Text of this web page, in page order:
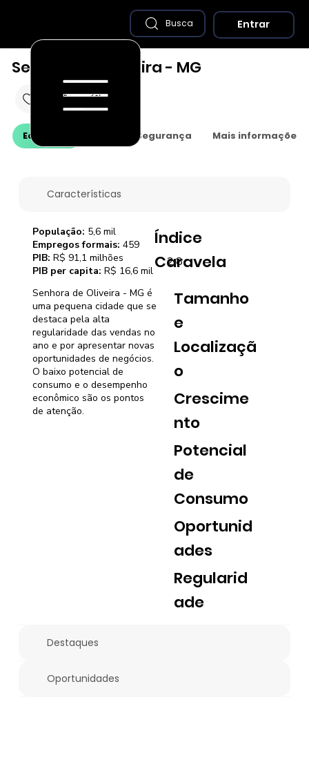
Características
Senhora de Oliveira - MG é
uma pequena cidade que se
destaca pela alta
regularidade das vendas no
ano e por apresentar novas
oportunidades de negócios.
O baixo potencial de
consumo e o desempenho
econômico são os pontos
de atenção.
Índice
Caravela
2,8
Tamanho
e
Localizaçã
o
Crescime
nto
Potencial
de
Consumo
Oportunid
ades
Regularid
ade
População: 5,6 mil
Empregos formais: 459
PIB: R$ 91,1 milhões
PIB per capita: R$ 16,6 mil
Destaques
Oportunidades
Economia Saúde e Segurança Mais informações
Senhora de Oliveira - MG
Busca Entrar